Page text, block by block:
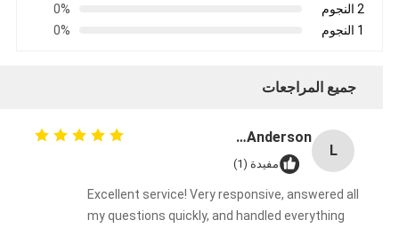
2 النجوم
0%
1 النجوم
0%
جميع المراجعات
L
Lisa Anderson
مفيدة (1)
Excellent service! Very responsive, answered all
my questions quickly, and handled everything